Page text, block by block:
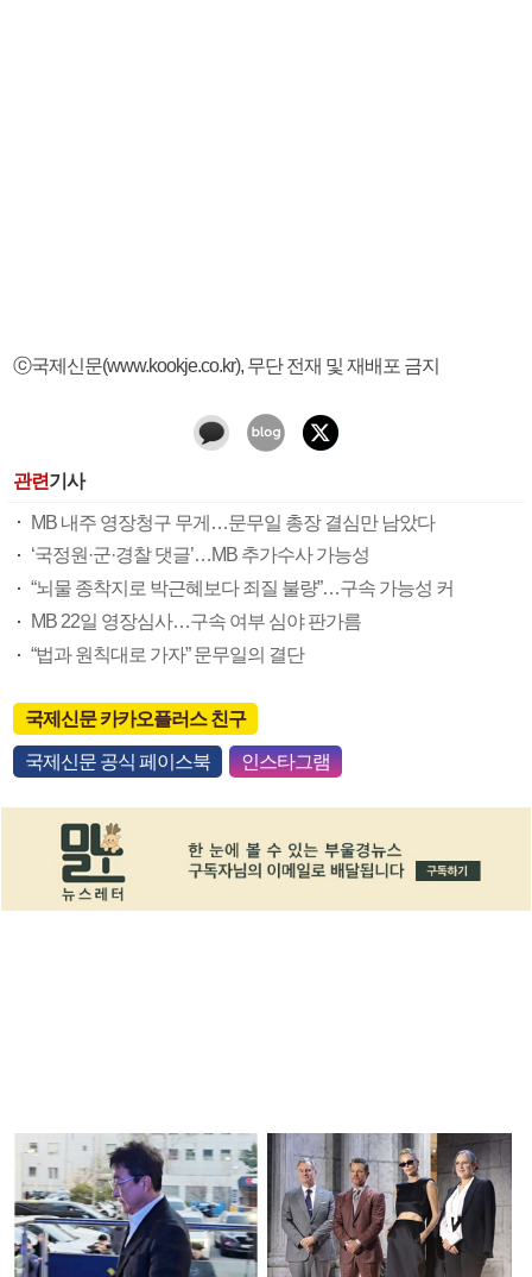
ⓒ국제신문(www.kookje.co.kr), 무단 전재 및 재배포 금지
관련기사
MB 내주 영장청구 무게…문무일 총장 결심만 남았다
‘국정원·군·경찰 댓글’…MB 추가수사 가능성
“뇌물 종착지로 박근혜보다 죄질 불량”…구속 가능성 커
MB 22일 영장심사…구속 여부 심야 판가름
“법과 원칙대로 가자” 문무일의 결단
국제신문 카카오플러스 친구
국제신문 공식 페이스북 인스타그램